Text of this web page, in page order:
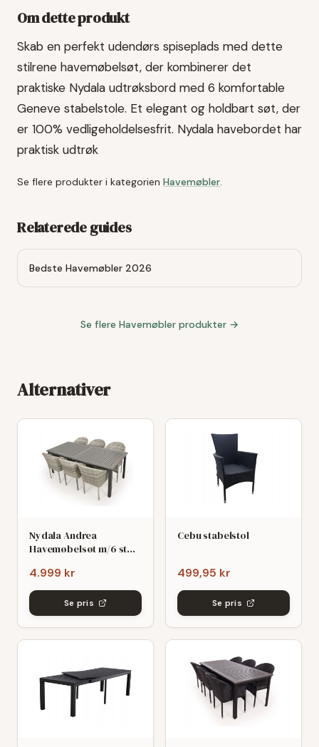
Om dette produkt
Skab en perfekt udendørs spiseplads med dette
stilrene havemøbelsøt, der kombinerer det
praktiske Nydala udtrøksbord med 6 komfortable
Geneve stabelstole. Et elegant og holdbart søt, der
er 100% vedligeholdelsesfrit. Nydala havebordet har
praktisk udtrøk
Se flere produkter i kategorien Havemøbler.
Relaterede guides
Bedste Havemøbler 2026
Se flere Havemøbler produkter →
Alternativer
Nydala Andrea
Havemøbelsøt m/6 stole
grø
4.999 kr
Se pris
Cebu stabelstol
499,95 kr
Se pris